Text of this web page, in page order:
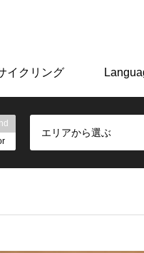
イクリング
エリアから選ぶ